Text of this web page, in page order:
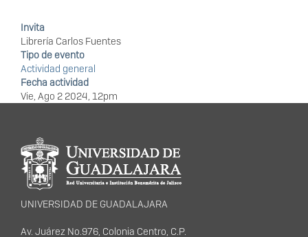
Invita
Librería Carlos Fuentes
Tipo de evento
Actividad general
Fecha actividad
Vie, Ago 2 2024, 12pm
Información del
portal
UNIVERSIDAD DE GUADALAJARA
Av. Juárez No.976, Colonia Centro, C.P.